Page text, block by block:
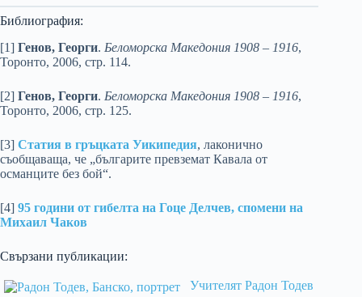
Библиография:
[1] Генов, Георги. Беломорска Македония 1908 – 1916,
Торонто, 2006, стр. 114.
[2] Генов, Георги. Беломорска Македония 1908 – 1916,
Торонто, 2006, стр. 125.
[3] Статия в гръцката Уикипедия, лаконично
съобщаваща, че „българите превземат Кавала от
османците без бой“.
[4] 95 години от гибелта на Гоце Делчев, спомени на
Михаил Чаков
Свързани публикации:
Учителят Радон Тодев